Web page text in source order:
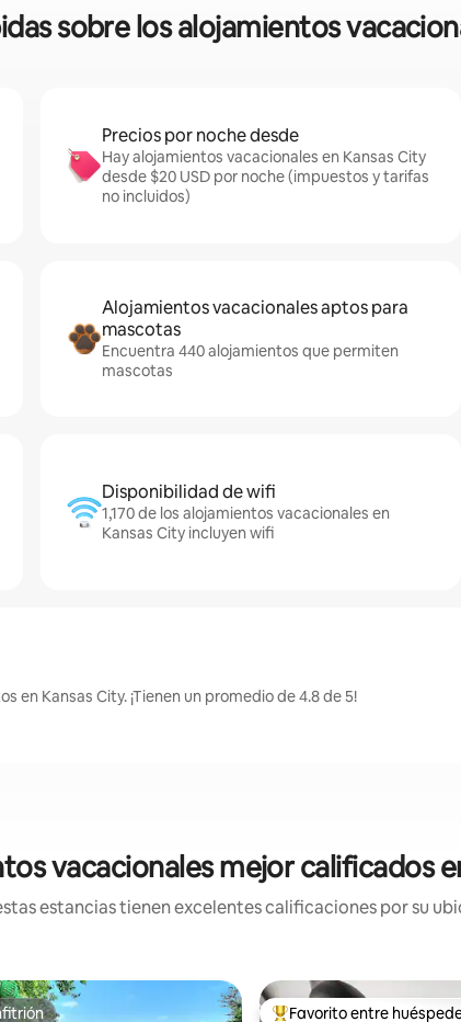
sobre los alojamientos
Precios por noche desde
Hay alojamientos vacacionales en Kansas City
desde $20 USD por noche (impuestos y tarifas
no incluidos)
Alojamientos vacacionales aptos para
mascotas
Encuentra 440 alojamientos que permiten
mascotas
Disponibilidad de wifi
1,170 de los alojamientos vacacionales en
Kansas City incluyen wifi
en Kansas City. ¡Tienen un promedio de 4.8 de 5!
vacacionales mejor calificados
estancias tienen excelentes calificaciones por su
Favorito entre